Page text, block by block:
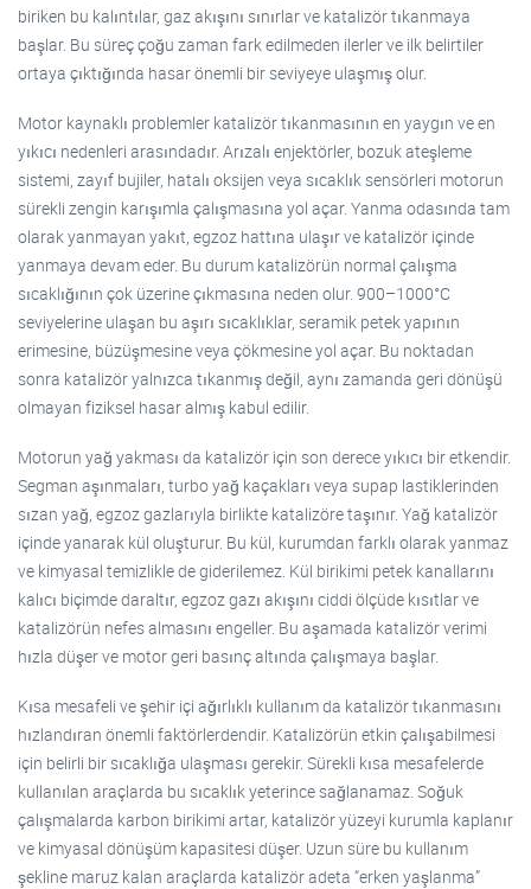
biriken bu kalıntılar, gaz akışını sınırlar ve katalizör tıkanmaya
başlar. Bu süreç çoğu zaman fark edilmeden ilerler ve ilk belirtiler
ortaya çıktığında hasar önemli bir seviyeye ulaşmış olur.
Motor kaynaklı problemler katalizör tıkanmasının en yaygın ve en
yıkıcı nedenleri arasındadır. Arızalı enjektörler, bozuk ateşleme
sistemi, zayıf bujiler, hatalı oksijen veya sıcaklık sensörleri motorun
sürekli zengin karışımla çalışmasına yol açar. Yanma odasında tam
olarak yanmayan yakıt, egzoz hattına ulaşır ve katalizör içinde
yanmaya devam eder. Bu durum katalizörün normal çalışma
sıcaklığının çok üzerine çıkmasına neden olur. 900–1000°C
seviyelerine ulaşan bu aşırı sıcaklıklar, seramik petek yapının
erimesine, büzüşmesine veya çökmesine yol açar. Bu noktadan
sonra katalizör yalnızca tıkanmış değil, aynı zamanda geri dönüşü
olmayan fiziksel hasar almış kabul edilir.
Motorun yağ yakması da katalizör için son derece yıkıcı bir etkendir.
Segman aşınmaları, turbo yağ kaçakları veya supap lastiklerinden
sızan yağ, egzoz gazlarıyla birlikte katalizöre taşınır. Yağ katalizör
içinde yanarak kül oluşturur. Bu kül, kurumdan farklı olarak yanmaz
ve kimyasal temizlikle de giderilemez. Kül birikimi petek kanallarını
kalıcı biçimde daraltır, egzoz gazı akışını ciddi ölçüde kısıtlar ve
katalizörün nefes almasını engeller. Bu aşamada katalizör verimi
hızla düşer ve motor geri basınç altında çalışmaya başlar.
Kısa mesafeli ve şehir içi ağırlıklı kullanım da katalizör tıkanmasını
hızlandıran önemli faktörlerdendir. Katalizörün etkin çalışabilmesi
için belirli bir sıcaklığa ulaşması gerekir. Sürekli kısa mesafelerde
kullanılan araçlarda bu sıcaklık yeterince sağlanamaz. Soğuk
çalışmalarda karbon birikimi artar, katalizör yüzeyi kurumla kaplanır
ve kimyasal dönüşüm kapasitesi düşer. Uzun süre bu kullanım
şekline maruz kalan araçlarda katalizör adeta “erken yaşlanma”